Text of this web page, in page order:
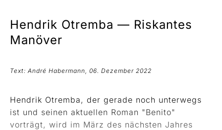
Hendrik Otremba — Riskantes
Manöver
Text: André Habermann, 06. Dezember 2022
Hendrik Otremba, der gerade noch unterwegs
ist und seinen aktuellen Roman "Benito"
vorträgt, wird im März des nächsten Jahres